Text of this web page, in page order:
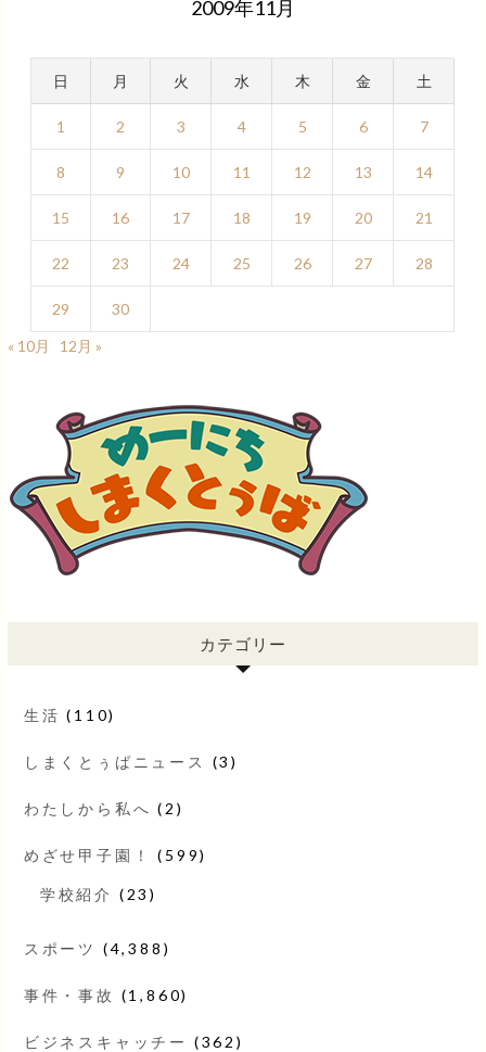
2009年11月
日 月 火 水 木 金 土
1 2 3 4 5 6 7
8 9 10 11 12 13 14
15 16 17 18 19 20 21
22 23 24 25 26 27 28
29
30
« 10月
12月 »
カテゴリー
生活 (110)
しまくとぅばニュース (3)
わたしから私へ (2)
めざせ甲子園！ (599)
学校紹介 (23)
スポーツ (4,388)
事件・事故 (1,860)
ビジネスキャッチー (362)